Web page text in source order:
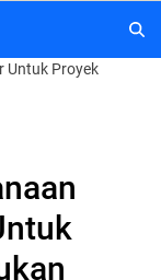
Untuk Proyek